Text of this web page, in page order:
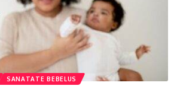
SANATATE BEBELUS